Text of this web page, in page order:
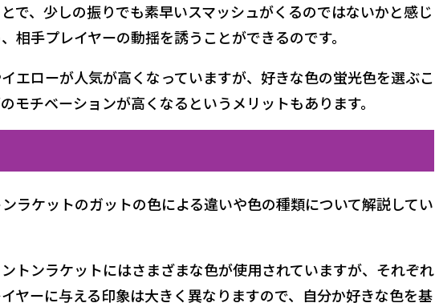
で、少しの振りでも素早いスマッシュがくるのではないかと感じ
相手プレイヤーの動揺を誘うことができるのです。
エローが人気が高くなっていますが、好きな色の蛍光色を選ぶこ
モチベーションが高くなるというメリットもあります。
ラケットのガットの色による違いや色の種類について解説してい
トンラケットにはさまざまな色が使用されていますが、それぞれ
ヤーに与える印象は大きく異なりますので、自分か好きな色を基